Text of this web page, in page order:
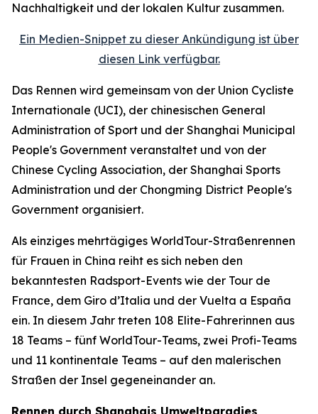
Nachhaltigkeit und der lokalen Kultur zusammen.
Ein Medien-Snippet zu dieser Ankündigung ist über
diesen Link verfügbar.
Das Rennen wird gemeinsam von der Union Cycliste
Internationale (UCI), der chinesischen General
Administration of Sport und der Shanghai Municipal
People's Government veranstaltet und von der
Chinese Cycling Association, der Shanghai Sports
Administration und der Chongming District People's
Government organisiert.
Als einziges mehrtägiges WorldTour-Straßenrennen
für Frauen in China reiht es sich neben den
bekanntesten Radsport-Events wie der Tour de
France, dem Giro d’Italia und der Vuelta a España
ein. In diesem Jahr treten 108 Elite-Fahrerinnen aus
18 Teams – fünf WorldTour-Teams, zwei Profi-Teams
und 11 kontinentale Teams – auf den malerischen
Straßen der Insel gegeneinander an.
Rennen durch Shanghais Umweltparadies